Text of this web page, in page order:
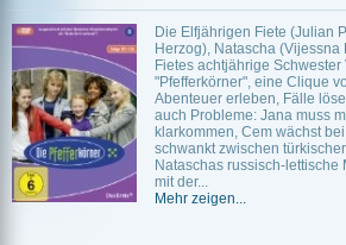
Die Elfjährigen Fiete (Julian
Herzog), Natascha (Vijessna
Fietes achtjährige
"Pfefferkörner", eine Clique
Abenteuer erleben, Fälle
auch Probleme: Jana muss
klarkommen, Cem wächst
schwankt zwischen
Nataschas russisch-lettische
mit der...
Mehr zeigen...